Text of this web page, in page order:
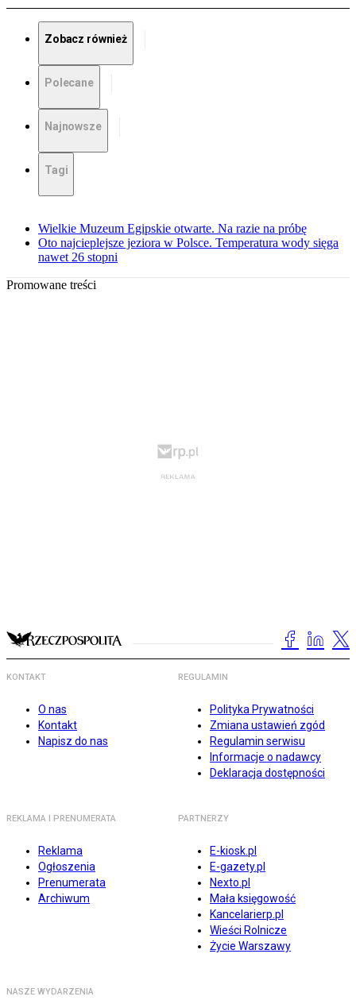
Zobacz również
Polecane
Najnowsze
Tagi
Wielkie Muzeum Egipskie otwarte. Na razie na próbę
Oto najcieplejsze jeziora w Polsce. Temperatura wody sięga
nawet 26 stopni
Promowane treści
KONTAKT
O nas
Kontakt
Napisz do nas
REGULAMIN
Polityka Prywatności
Zmiana ustawień zgód
Regulamin serwisu
Informacje o nadawcy
Deklaracja dostępności
REKLAMA I PRENUMERATA
Reklama
Ogłoszenia
Prenumerata
Archiwum
PARTNERZY
E-kiosk.pl
E-gazety.pl
Nexto.pl
Mała księgowość
Kancelarierp.pl
Wieści Rolnicze
Życie Warszawy
NASZE WYDARZENIA